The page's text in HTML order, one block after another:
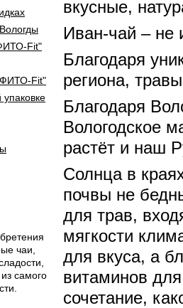
Fit"
Fit"
чаи,
самого
вкусные,
Иван-чай – не
Благодаря
региона,
Благодаря
Вологодское
растёт и наш
Солнца в
почвы не
для трав,
мягкости
для вкуса, а
витаминов
сочетание,